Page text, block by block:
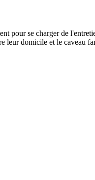
pour se charger de
leur domicile et le caveau